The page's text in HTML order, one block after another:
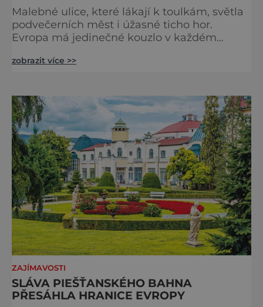
Malebné ulice, které lákají k toulkám, světla
podvečerních měst i úžasné ticho hor.
Evropa má jedinečné kouzlo v každém
zve na cestu plnou inspirace, dobrodružství i
podobě. Města s neopakovatelnou
atmosférou Vydejte se s námi na prohlídku
měst, která patří k
zobrazit více >>
ZAJÍMAVOSTI
SLÁVA PIEŠŤANSKÉHO BAHNA
PŘESÁHLA HRANICE EVROPY